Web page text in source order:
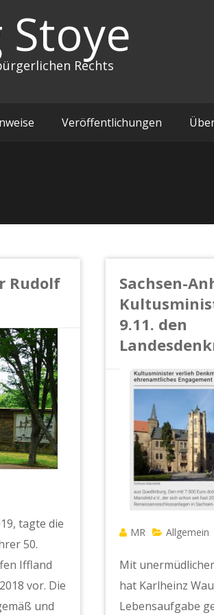
Rechts
Veröffentlichungen
Rudolf
tagte die
50.
Iffland
vor. Die
und
Sachsen-
9.11. den
MR Allgemein
Mit
hat Karlheinz
Lebensaufgabe